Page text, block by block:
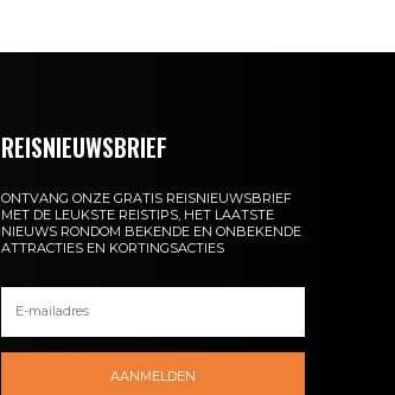
REISNIEUWSBRIEF
ONTVANG ONZE GRATIS REISNIEUWSBRIEF
MET DE LEUKSTE REISTIPS, HET LAATSTE
NIEUWS RONDOM BEKENDE EN ONBEKENDE
ATTRACTIES EN KORTINGSACTIES
AANMELDEN